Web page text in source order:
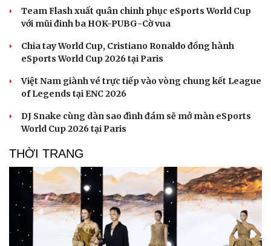
Văn hóa
Văn học
Âm nhạc
Giải trí
Thời trang
Team Flash xuất quân chinh phục eSports World Cup
với mũi đinh ba HOK-PUBG-Cờ vua
Chia tay World Cup, Cristiano Ronaldo đồng hành
eSports World Cup 2026 tại Paris
Việt Nam giành vé trực tiếp vào vòng chung kết League
of Legends tại ENC 2026
DJ Snake cùng dàn sao đình đám sẽ mở màn eSports
World Cup 2026 tại Paris
THỜI TRANG